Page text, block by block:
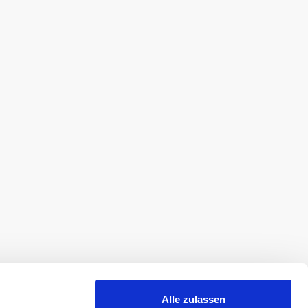
Alle zulassen